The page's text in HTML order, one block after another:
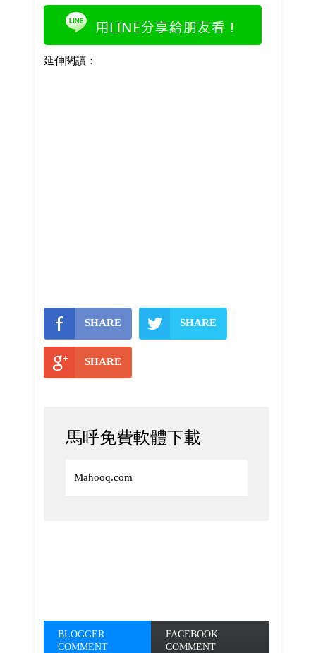
延伸閱讀：
SHARE SHARE
SHARE
馬呼免費軟體下載
Mahooq.com
BLOGGER
COMMENT
FACEBOOK
COMMENT